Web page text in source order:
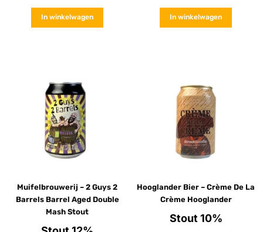
In winkelwagen In winkelwagen
Muifelbrouwerij – 2 Guys 2
Barrels Barrel Aged Double
Mash Stout
Hooglander Bier – Crème De La
Crème Hooglander
Stout 10%